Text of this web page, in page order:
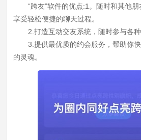
“跨友”软件的优点:1。随时和其他朋
享受轻松便捷的聊天过程。
2.打造互动交友系统，随时参与各种
3.提供最优质的约会服务，帮助你
的灵魂。